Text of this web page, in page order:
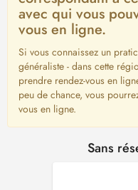
avec qui vous
vous en ligne.
Si vous connaissez un
généraliste - dans cette
prendre rendez-vous en
peu de chance, vous
vous en ligne.
Sans